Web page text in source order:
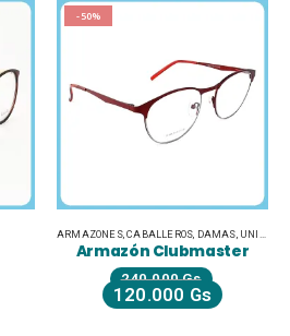
-50%
ARMAZONES,CABALLEROS DAMAS UNISEX JUVENILES
Armazón Clubmaster
240.000Gs
120.000 Gs